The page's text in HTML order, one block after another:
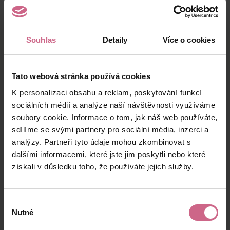
Souhlas Detaily Více o cookies
Tato webová stránka používá cookies
K personalizaci obsahu a reklam, poskytování funkcí
sociálních médií a analýze naší návštěvnosti využíváme
soubory cookie. Informace o tom, jak náš web používáte,
sdílíme se svými partnery pro sociální média, inzerci a
analýzy. Partneři tyto údaje mohou zkombinovat s
dalšími informacemi, které jste jim poskytli nebo které
získali v důsledku toho, že používáte jejich služby.
souhlasu
Nutné
Výsledky těžby
Aktuální výsledek
79 065,00 Kč
do daného